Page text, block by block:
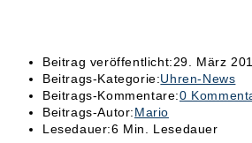
Beitrag veröffentlicht:29. März
Beitrags-Kategorie:Uhren-News
Beitrags-Kommentare:0
Beitrags-Autor:Mario
Lesedauer:6 Min. Lesedauer